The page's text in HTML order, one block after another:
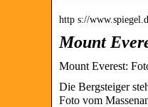
http s://
Mount
Mount Everest:
Die Bergsteiger
Foto vom